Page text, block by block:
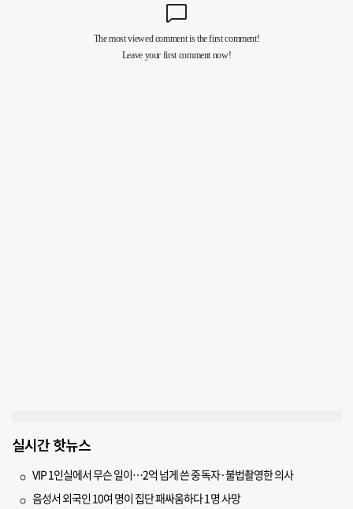
실시간 핫뉴스
VIP 1인실에서 무슨 일이…2억 넘게 쓴 중독자·불법촬영한 의사
음성서 외국인 10여 명이 집단 패싸움하다 1명 사망